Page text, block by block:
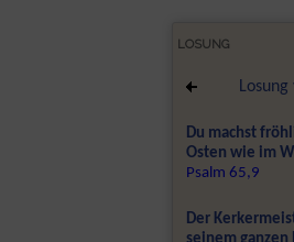
LOSUNG